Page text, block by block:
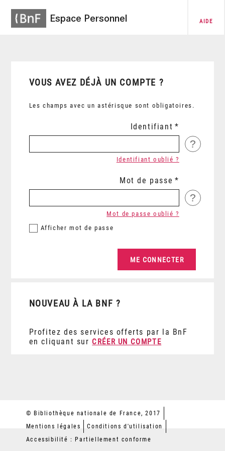
Espace Personnel AIDE
VOUS AVEZ DÉJÀ UN COMPTE ?
Les champs avec un astérisque sont obligatoires.
Identifiant
?
Identifiant oublié ?
Mot de passe
?
Afficher mot de passe
Mot de passe oublié ?
NOUVEAU À LA BNF ?
Profitez des services offerts par la BnF
en cliquant sur CRÉER UN COMPTE
© Bibliothèque nationale de France, 2017
Mentions légales
Conditions d'utilisation
Accessibilité : Partiellement conforme